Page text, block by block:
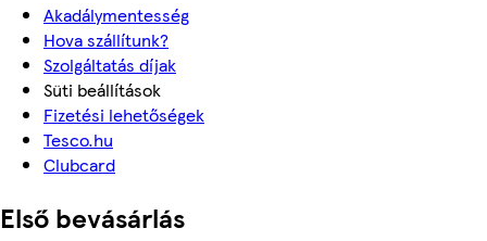
Akadálymentesség
Hova szállítunk?
Szolgáltatás díjak
Süti beállítások
Fizetési lehetőségek
Tesco.hu
Clubcard
Első bevásárlás